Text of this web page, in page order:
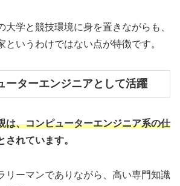
大学と競技環境に身を置きながらも、
というわけではない点が特徴です。
ーターエンジニアとして活躍
は、コンピューターエンジニア系の仕
されています。
リーマンでありながら、高い専門知識